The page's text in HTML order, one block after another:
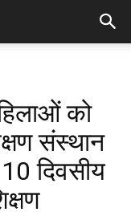
को
संस्थान
दिवसीय